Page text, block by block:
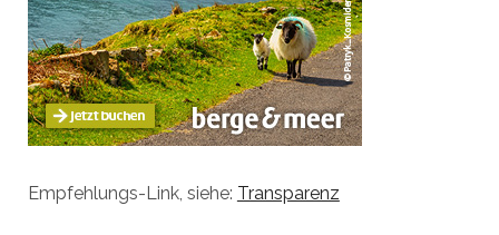
Empfehlungs-Link, siehe: Transparenz